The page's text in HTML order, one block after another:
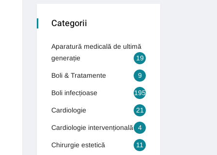
Categorii
Aparatură medicală de ultimă
generație
19
Boli & Tratamente 9
Boli infecțioase 195
Cardiologie 21
Cardiologie intervențională 4
Chirurgie estetică 11